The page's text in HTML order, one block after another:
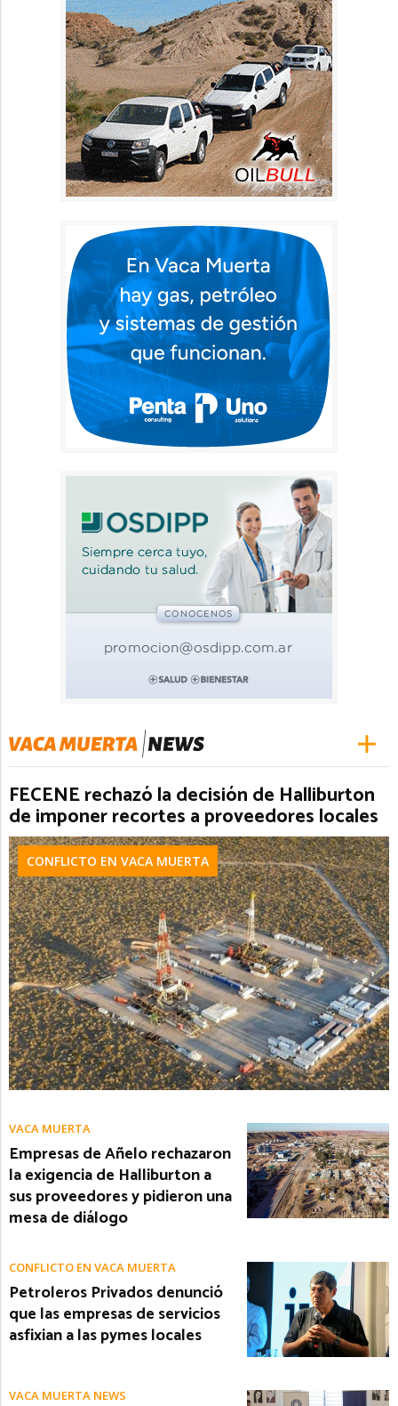
FECENE rechazó la decisión de Halliburton
de imponer recortes a proveedores locales
CONFLICTO EN VACA MUERTA
VACA MUERTA
Empresas de Añelo rechazaron
la exigencia de Halliburton a
sus proveedores y pidieron una
mesa de diálogo
CONFLICTO EN VACA MUERTA
Petroleros Privados denunció
que las empresas de servicios
asfixian a las pymes locales
VACA MUERTA NEWS